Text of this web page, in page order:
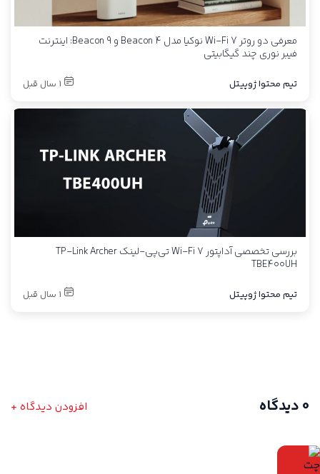
معرفی دو روتر Wi-Fi 7 نوکیا مدل Beacon 4 و Beacon 9: اینترنت
فیبر نوری چند گیگابیتی
تیم محتوا ژوپیتل 1 سال قبل
بررسی تخصصی آداپتور Wi-Fi 7 تی‌پی-لینک TP-Link Archer
TBE400UH
تیم محتوا ژوپیتل 1 سال قبل
0 دیدگاه افزودن دیدگاه +